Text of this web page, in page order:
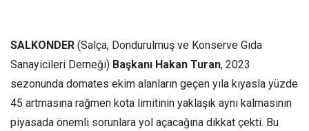
SALKONDER (Salça, Dondurulmuş ve Konserve Gıda
Sanayicileri Derneği) Başkanı Hakan Turan, 2023
sezonunda domates ekim alanların geçen yıla kıyasla yüzde
45 artmasına rağmen kota limitinin yaklaşık aynı kalmasının
piyasada önemli sorunlara yol açacağına dikkat çekti. Bu